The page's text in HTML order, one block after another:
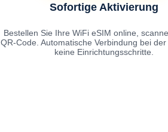
Sofortige Aktivierung
Bestellen Sie Ihre WiFi eSIM online,
QR-Code. Automatische Verbindung bei
keine Einrichtungsschritte.